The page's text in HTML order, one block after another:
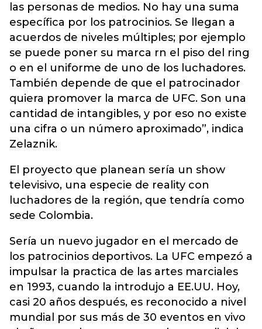
las personas de medios. No hay una suma
específica por los patrocinios. Se llegan a
acuerdos de niveles múltiples; por ejemplo
se puede poner su marca rn el piso del ring
o en el uniforme de uno de los luchadores.
También depende de que el patrocinador
quiera promover la marca de UFC. Son una
cantidad de intangibles, y por eso no existe
una cifra o un número aproximado”, indica
Zelaznik.
El proyecto que planean sería un show
televisivo, una especie de reality con
luchadores de la región, que tendría como
sede Colombia.
Sería un nuevo jugador en el mercado de
los patrocinios deportivos. La UFC empezó a
impulsar la practica de las artes marciales
en 1993, cuando la introdujo a EE.UU. Hoy,
casi 20 años después, es reconocido a nivel
mundial por sus más de 30 eventos en vivo